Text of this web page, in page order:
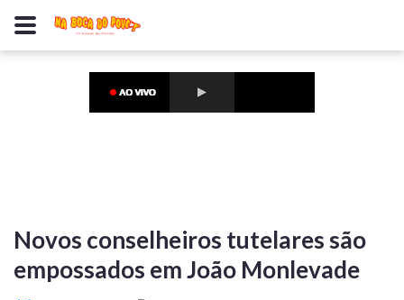
Novos conselheiros tutelares são
empossados em João Monlevade